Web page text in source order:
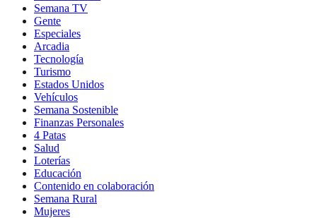
Semana TV
Gente
Especiales
Arcadia
Tecnología
Turismo
Estados Unidos
Vehículos
Semana Sostenible
Finanzas Personales
4 Patas
Salud
Loterías
Educación
Contenido en colaboración
Semana Rural
Mujeres